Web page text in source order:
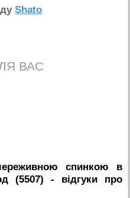
Shato
ВАС
спинкою в
(5507) - вiдгуки про